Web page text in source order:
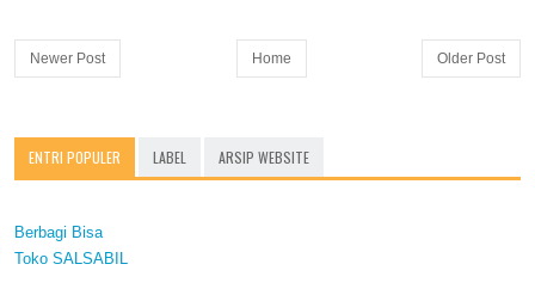
Newer Post Older Post
Home
ENTRI POPULER LABEL ARSIP WEBSITE
Berbagi Bisa
Toko SALSABIL